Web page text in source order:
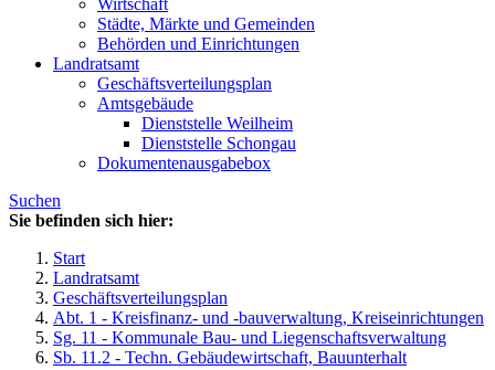
Wirtschaft
Städte, Märkte und Gemeinden
Behörden und Einrichtungen
Landratsamt
Geschäftsverteilungsplan
Amtsgebäude
Dienststelle Weilheim
Dienststelle Schongau
Dokumentenausgabebox
Suchen
Sie befinden sich hier:
Start
Landratsamt
Geschäftsverteilungsplan
Abt. 1 - Kreisfinanz- und -bauverwaltung, Kreiseinrichtungen
Sg. 11 - Kommunale Bau- und Liegenschaftsverwaltung
Sb. 11.2 - Techn. Gebäudewirtschaft, Bauunterhalt